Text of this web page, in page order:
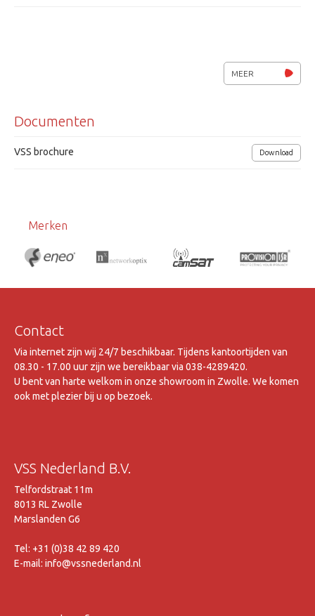
MEER
Documenten
VSS brochure Download
Merken
Contact
Via internet zijn wij 24/7 beschikbaar. Tijdens kantoortijden van
08.30 - 17.00 uur zijn we bereikbaar via 038-4289420.
U bent van harte welkom in onze showroom in Zwolle. We komen
ook met plezier bij u op bezoek.
VSS Nederland B.V.
Telfordstraat 11m
8013 RL Zwolle
Marslanden G6
Tel: +31 (0)38 42 89 420
E-mail: info@vssnederland.nl